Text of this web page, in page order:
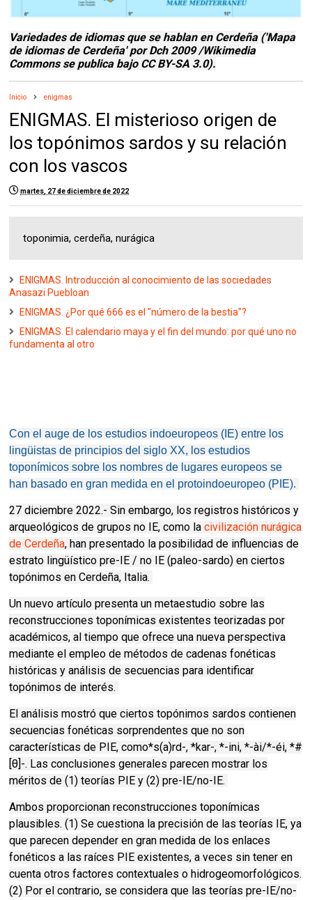
Variedades de idiomas que se hablan en Cerdeña ('Mapa
de idiomas de Cerdeña' por Dch 2009 /Wikimedia
Commons se publica bajo CC BY-SA 3.0).
Inicio enigmas
ENIGMAS. El misterioso origen de
los topónimos sardos y su relación
con los vascos
martes, 27 de diciembre de 2022
toponimia, cerdeña, nurágica
ENIGMAS. Introducción al conocimiento de las sociedades
Anasazi Puebloan
ENIGMAS. ¿Por qué 666 es el "número de la bestia"?
ENIGMAS. El calendario maya y el fin del mundo: por qué uno no
fundamenta al otro
Con el auge de los estudios indoeuropeos (IE) entre los
lingüistas de principios del siglo XX, los estudios
toponímicos sobre los nombres de lugares europeos se
han basado en gran medida en el protoindoeuropeo (PIE).
27 diciembre 2022.- Sin embargo, los registros históricos y
arqueológicos de grupos no IE, como lacivilización nurágica
de Cerdeña, han presentado la posibilidad de influencias de
estrato lingüístico pre-IE / no IE (paleo-sardo) en ciertos
topónimos en Cerdeña, Italia.
Un nuevo artículo presenta un metaestudio sobre las
reconstrucciones toponímicas existentes teorizadas por
académicos, al tiempo que ofrece una nueva perspectiva
mediante el empleo de métodos de cadenas fonéticas
históricas y análisis de secuencias para identificar
topónimos de interés.
El análisis mostró que ciertos topónimos sardos contienen
secuencias fonéticas sorprendentes que no son
características de PIE, como*s(a)rd-, *kar-, *-ini, *-ài/*-éi, *#
[θ]-. Las conclusiones generales parecen mostrar los
méritos de (1) teorías PIE y (2) pre-IE/no-IE.
Ambos proporcionan reconstrucciones toponímicas
plausibles. (1) Se cuestiona la precisión de las teorías IE, ya
que parecen depender en gran medida de los enlaces
fonéticos a las raíces PIE existentes, a veces sin tener en
cuenta otros factores contextuales o hidrogeomorfológicos.
(2) Por el contrario, se considera que las teorías pre-IE/no-